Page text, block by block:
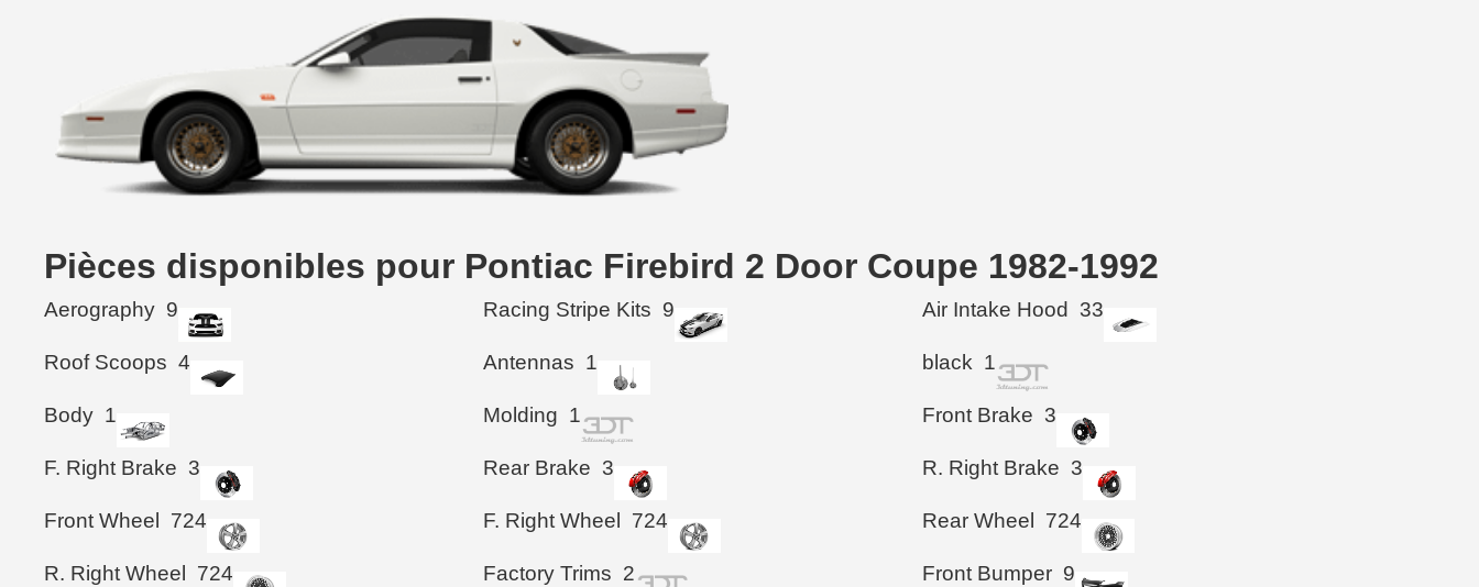
Pièces disponibles pour Pontiac Firebird 2 Door Coupe 1982-1992
Aerography 9 Racing Stripe Kits 9 Air Intake Hood 33
Roof Scoops 4 Antennas 1 black 1
Body 1 Molding 1 Front Brake 3
F. Right Brake 3 Rear Brake 3 R. Right Brake 3
Front Wheel 724 F. Right Wheel 724 Rear Wheel 724
R. Right Wheel 724 Factory Trims 2 Front Bumper 9